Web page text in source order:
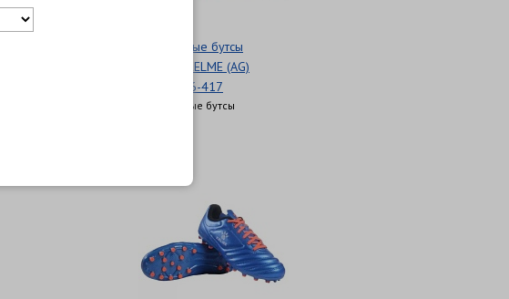
Футбольные бутсы
детские KELME (AG)
68833126-417
Футбольные бутсы